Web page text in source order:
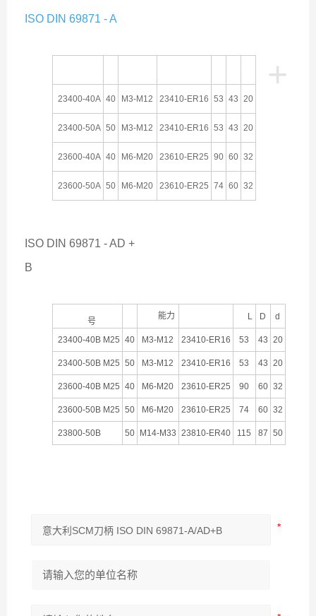
ISO DIN 69871 - A
+
23400-40A 40 M3-M12 23410-ER16 53 43 20
23400-50A 50 M3-M12 23410-ER16 53 43 20
23600-40A 40 M6-M20 23610-ER25 90 60 32
23600-50A 50 M6-M20 23610-ER25 74 60 32
ISO DIN 69871 - AD +
B
号
能力 L D d
23400-40B M25 40 M3-M12 23410-ER16 53 43 20
23400-50B M25 50 M3-M12 23410-ER16 53 43 20
23600-40B M25 40 M6-M20 23610-ER25 90 60 32
23600-50B M25 50 M6-M20 23610-ER25 74 60 32
23800-50B 50 M14-M33 23810-ER40 115 87 50